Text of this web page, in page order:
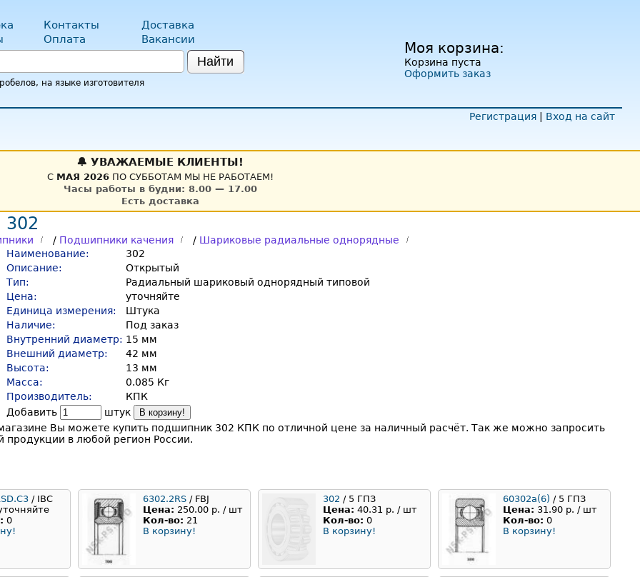
Моя корзина:
Корзина пуста
Оформить заказ
Контакты
Доставка
Оплата Вакансии
Найти
на языке изготовителя
Регистрация Вход на сайт
🔔 УВАЖАЕМЫЕ КЛИЕНТЫ!
С МАЯ 2026ПО СУББОТАМ МЫ НЕ РАБОТАЕМ!
Часы работы в будни: 8.00 — 17.00
Есть доставка
/ Подшипники качения / Шариковые радиальные однорядные
Наименование:
302
Описание:
Открытый
Тип:
Радиальный шариковый однорядный типовой
Цена:
уточняйте
Единица измерения:
Штука
Наличие:
Под заказ
Внутренний диаметр: 15 мм
Внешний диаметр:
42 мм
Высота:
13 мм
Масса:
0.085 Кг
Производитель:
КПК
Добавить
штук В корзину!
Вы можете купить подшипник 302 КПК по отличной цене за наличный расчёт. Так же можно запросить
продукции в любой регион России.
/ IBC
0
6302.2RS / FBJ
Цена: 250.00 р. / шт
Кол-во: 21
В корзину!
302 / 5 ГПЗ
Цена: 40.31 р. / шт
Кол-во: 0
В корзину!
60302а(6) / 5 ГПЗ
Цена: 31.90 р. / шт
Кол-во: 0
В корзину!